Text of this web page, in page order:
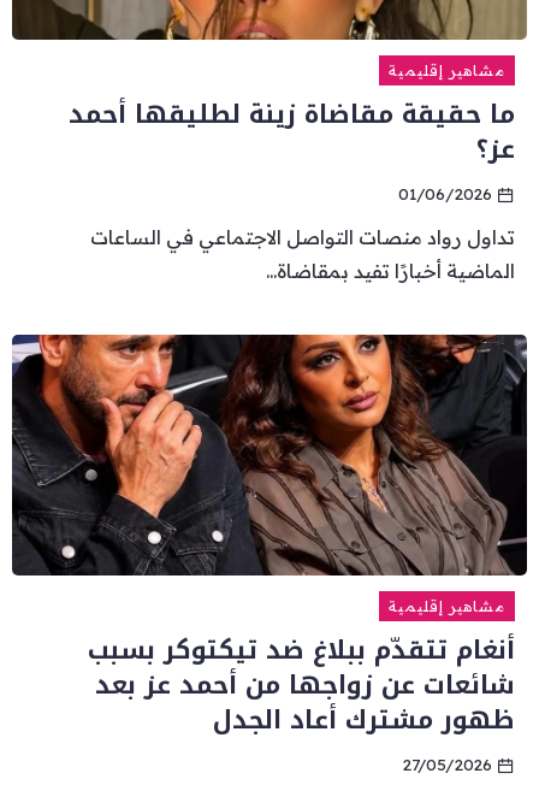
مشاهير إقليمية
ما حقيقة مقاضاة زينة لطليقها أحمد
عز؟
01/06/2026
تداول رواد منصات التواصل الاجتماعي في الساعات
الماضية أخبارًا تفيد بمقاضاة...
مشاهير إقليمية
أنغام تتقدّم ببلاغ ضد تيكتوكر بسبب
شائعات عن زواجها من أحمد عز بعد
ظهور مشترك أعاد الجدل
27/05/2026